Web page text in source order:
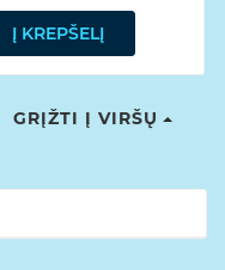
Į KREPŠELĮ
GRĮŽTI Į VIRŠŲ